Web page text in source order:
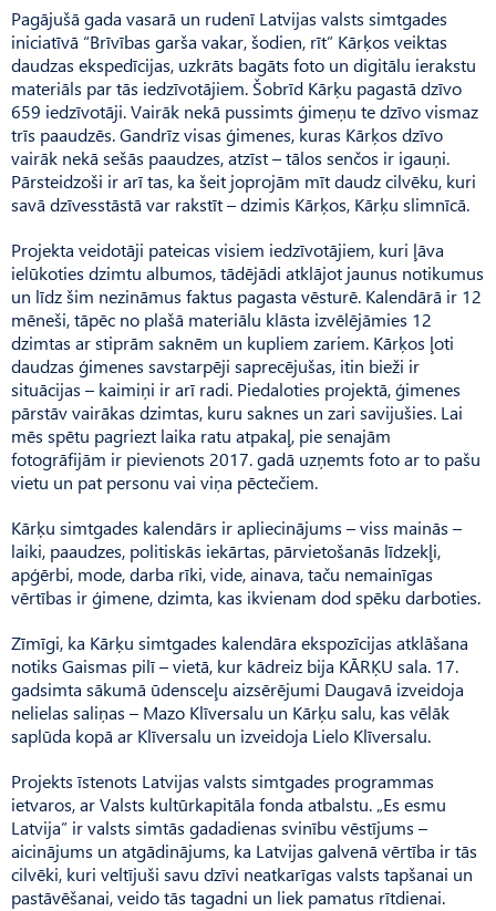
Pagājušā gada vasarā un rudenī Latvijas valsts simtgades
iniciatīvā “Brīvības garša vakar, šodien, rīt” Kārķos veiktas
daudzas ekspedīcijas, uzkrāts bagāts foto un digitālu ierakstu
materiāls par tās iedzīvotājiem. Šobrīd Kārķu pagastā dzīvo
659 iedzīvotāji. Vairāk nekā pussimts ģimeņu te dzīvo vismaz
trīs paaudzēs. Gandrīz visas ģimenes, kuras Kārķos dzīvo
vairāk nekā sešās paaudzes, atzīst – tālos senčos ir igauņi.
Pārsteidzoši ir arī tas, ka šeit joprojām mīt daudz cilvēku, kuri
savā dzīvesstāstā var rakstīt – dzimis Kārķos, Kārķu slimnīcā.
Projekta veidotāji pateicas visiem iedzīvotājiem, kuri ļāva
ielūkoties dzimtu albumos, tādējādi atklājot jaunus notikumus
un līdz šim nezināmus faktus pagasta vēsturē. Kalendārā ir 12
mēneši, tāpēc no plašā materiālu klāsta izvēlējāmies 12
dzimtas ar stiprām saknēm un kupliem zariem. Kārķos ļoti
daudzas ģimenes savstarpēji saprecējušas, itin bieži ir
situācijas – kaimiņi ir arī radi. Piedaloties projektā, ģimenes
pārstāv vairākas dzimtas, kuru saknes un zari savijušies. Lai
mēs spētu pagriezt laika ratu atpakaļ, pie senajām
fotogrāfijām ir pievienots 2017. gadā uzņemts foto ar to pašu
vietu un pat personu vai viņa pēctečiem.
Kārķu simtgades kalendārs ir apliecinājums – viss mainās –
laiki, paaudzes, politiskās iekārtas, pārvietošanās līdzekļi,
apģērbi, mode, darba rīki, vide, ainava, taču nemainīgas
vērtības ir ģimene, dzimta, kas ikvienam dod spēku darboties.
Zīmīgi, ka Kārķu simtgades kalendāra ekspozīcijas atklāšana
notiks Gaismas pilī – vietā, kur kādreiz bija KĀRĶU sala. 17.
gadsimta sākumā ūdensceļu aizsērējumi Daugavā izveidoja
nelielas saliņas – Mazo Klīversalu un Kārķu salu, kas vēlāk
saplūda kopā ar Klīversalu un izveidoja Lielo Klīversalu.
Projekts īstenots Latvijas valsts simtgades programmas
ietvaros, ar Valsts kultūrkapitāla fonda atbalstu. „Es esmu
Latvija” ir valsts simtās gadadienas svinību vēstījums –
aicinājums un atgādinājums, ka Latvijas galvenā vērtība ir tās
cilvēki, kuri veltījuši savu dzīvi neatkarīgas valsts tapšanai un
pastāvēšanai, veido tās tagadni un liek pamatus rītdienai.